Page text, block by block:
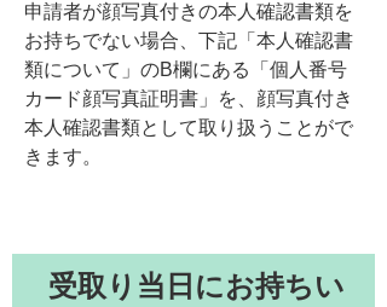
申請者が顔写真付きの本人確認書類を
お持ちでない場合、下記「本人確認書
類について」のB欄にある「個人番号
カード顔写真証明書」を、顔写真付き
本人確認書類として取り扱うことがで
きます。
受取り当日にお持ちい